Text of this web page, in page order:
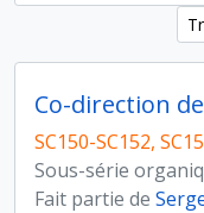
SC150-SC152,
Sous-série
Fait partie de